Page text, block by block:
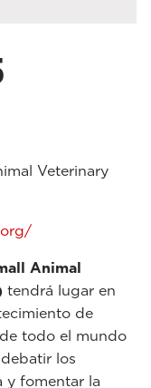
Veterinary
Animal
tendrá lugar en
de
todo el mundo
los
y fomentar la